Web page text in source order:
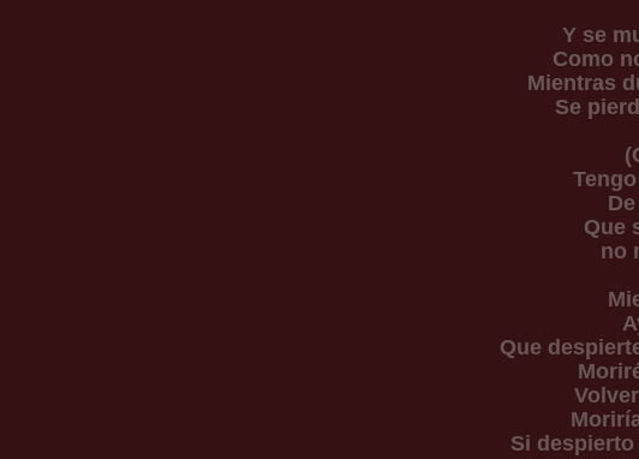
Y se
Como
Mientras
Se
Que
no
Que
Si